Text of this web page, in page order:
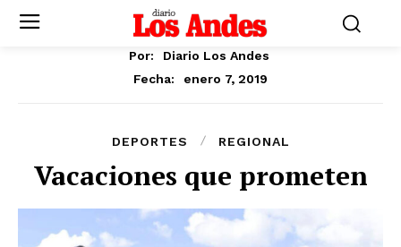
Por:
Diario Los Andes
Fecha:
enero 7, 2019
DEPORTES REGIONAL
Vacaciones que prometen